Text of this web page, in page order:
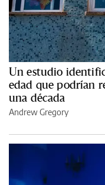
Un estudio
edad que podrían
una década
Andrew Gregory